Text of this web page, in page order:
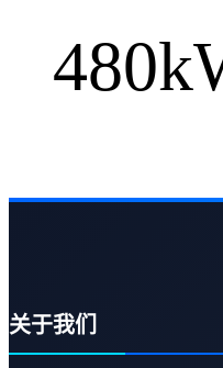
关于我们